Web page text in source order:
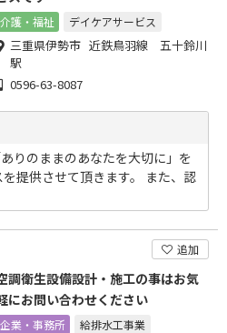
介護・福祉 デイケアサービス
三重県伊勢市 近鉄鳥羽線 五十鈴川
駅
0596-63-8087
りのままのあなたを大切に」を
提供させて頂きます。 また、認
追加
調衛生設備設計・施工の事はお気
にお問い合わせください
企業・事務所 給排水工事業